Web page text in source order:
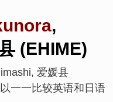
,
(EHIME)
爱媛县
一一比较英语和日语